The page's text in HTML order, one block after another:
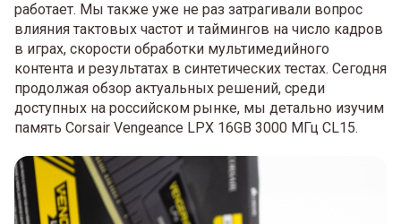
работает. Мы также уже не раз затрагивали вопрос
влияния тактовых частот и таймингов на число кадров
в играх, скорости обработки мультимедийного
контента и результатах в синтетических тестах. Сегодня
продолжая обзор актуальных решений, среди
доступных на российском рынке, мы детально изучим
память Corsair Vengeance LPX 16GB 3000 МГц CL15.